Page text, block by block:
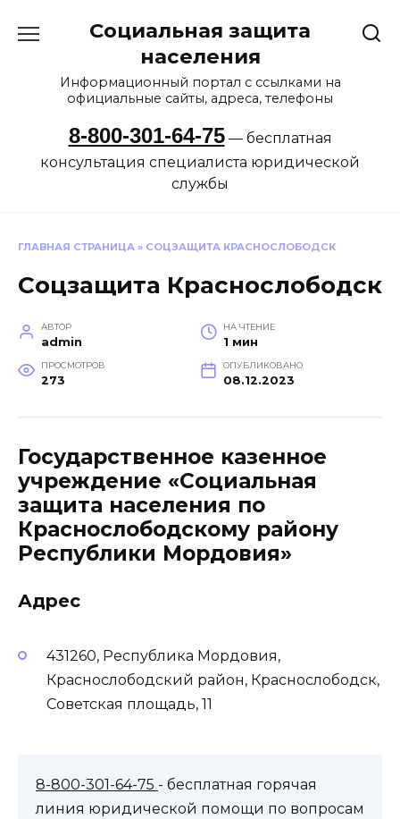
Социальная защита
населения
Информационный портал с ссылками на
официальные сайты, адреса, телефоны
8-800-301-64-75— бесплатная
консультация специалиста юридической
службы
ГЛАВНАЯ СТРАНИЦА » СОЦЗАЩИТА КРАСНОСЛОБОДСК
Соцзащита Краснослободск
АВТОР
admin
НА ЧТЕНИЕ
1 мин
ПРОСМОТРОВ
273
ОПУБЛИКОВАНО
08.12.2023
Государственное казенное
учреждение «Социальная
защита населения по
Краснослободскому району
Республики Мордовия»
Адрес
431260, Республика Мордовия,
Краснослободский район, Краснослободск,
Советская площадь, 11
8-800-301-64-75 - бесплатная горячая
линия юридической помощи по вопросам